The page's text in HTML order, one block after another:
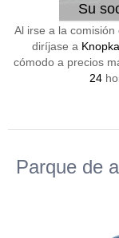
Su
Al irse a la
diríjase a
cómodo a precios
24
Parque de